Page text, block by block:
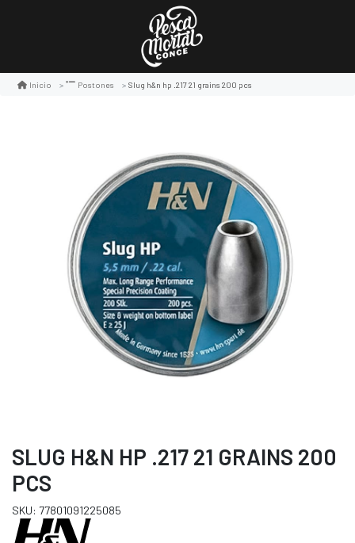
Inicio Postones Slug h&n hp .217 21 grains 200 pcs
SLUG H&N HP .217 21 GRAINS 200
PCS
SKU: 77801091225085